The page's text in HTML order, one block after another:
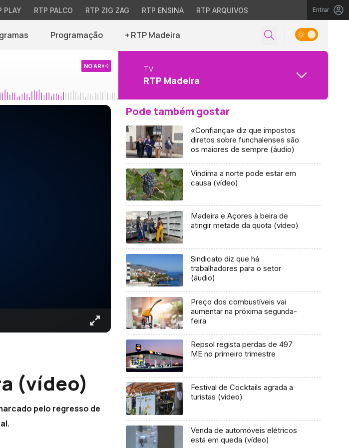
PLAY RTP PALCO RTP ZIG ZAG RTP ENSINA RTP ARQUIVOS Entrar
Programação + RTP Madeira
NO AR TV
RTP Madeira
(vídeo)
pelo regresso de
Pode também gostar
«Confiança» diz que impostos
diretos sobre funchalenses são
os maiores de sempre (áudio)
Vindima a norte pode estar em
causa (vídeo)
Madeira e Açores à beira de
atingir metade da quota (vídeo)
Sindicato diz que há
trabalhadores para o setor
(áudio)
Preço dos combustíveis vai
aumentar na próxima segunda-
feira
Repsol regista perdas de 497
ME no primeiro trimestre
Festival de Cocktails agrada a
turistas (vídeo)
Venda de automóveis elétricos
está em queda (vídeo)